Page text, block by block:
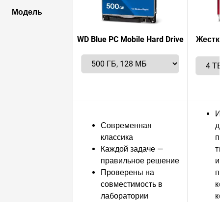
Модель
WD Blue PC Mobile Hard Drive
Современная
классика
Каждой задаче —
правильное решение
Проверены на
совместимость в
лаборатории